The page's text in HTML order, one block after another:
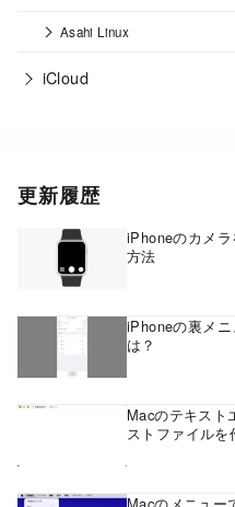
Asahi Linux
iCloud
更新履歴
iPhoneのカメ
方法
iPhoneの裏メ
は？
Macのテキスト
ストファイル
Macのメニュー